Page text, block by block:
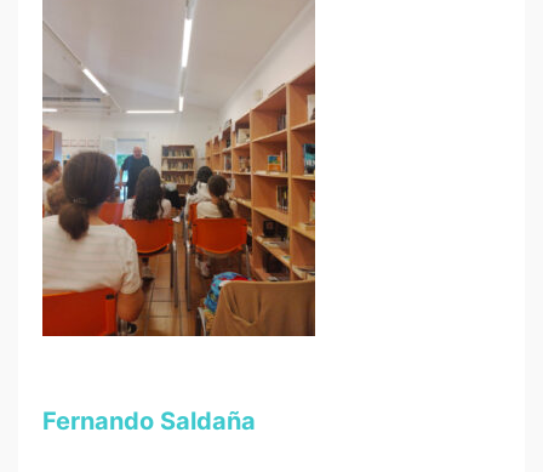
Fernando Saldaña